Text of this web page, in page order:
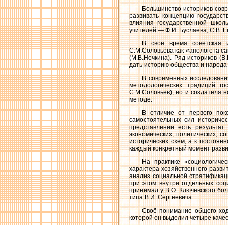
Большинство историков-
развивать концепцию
влияния государственной
учителей — Ф.И. Буслаева, С.В.
В своё время советская
С.М.Соловьёва как «апологета
(М.В.Нечкина). Ряд историков
дать историю общества и народа
В современных
методологических традиций
С.М.Соловьев), но и создателя
методе.
В отличие от первого
самостоятельных сил
представлении есть
экономических, политических,
исторических схем, а к
каждый конкретный момент
На практике
характера хозяйственного
анализ социальной
при этом внутри отдельных
принимал у В.О. Ключевского
типа В.И. Сергеевича.
Своё понимание общего
которой он выделил четыре